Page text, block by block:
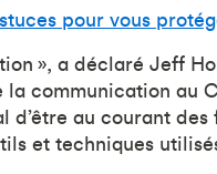
pour vous
», a déclaré Jeff
communication au
au courant des
et techniques